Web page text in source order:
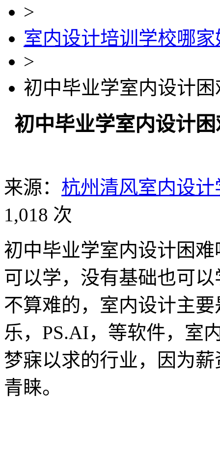
>
室内设计培训学校哪家
>
初中毕业学室内设计
初中毕业学室内设计
来源： 杭州清风室内设计
1,018 次
初中毕业学室内设计困
可以学，没有基础也可
不算难的，室内设计主
乐，PS.AI，等软件，室
梦寐以求的行业，因为
青睐。